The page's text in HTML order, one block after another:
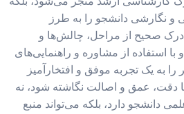
و نگارشی دانشجو را به طرز
صحیح از مراحل، چالش‌ها و
استفاده از مشاوره و راهنمایی‌های
به یک تجربه موفق و افتخارآمیز
با دقت، عمق و اصالت نگاشته شود، نه
دانشجو دارد، بلکه می‌تواند منبع